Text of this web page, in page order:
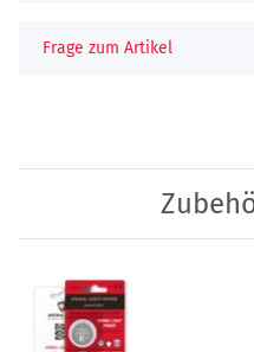
Frage zum Artikel